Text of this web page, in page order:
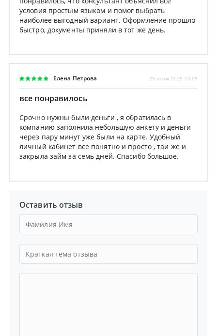
условия простым языком и помог выбрать
наиболее выгодный вариант. Оформление прошло
быстро, документы приняли в тот же день.
Елена Петрова 29 июня 2025 20:05
все понравилось
Срочно нужны были деньги , я обратилась в
компанию заполнила небольшую анкету и деньги
через пару минут уже были на карте. Удобный
личный кабинет все понятно и просто , таи же и
закрыла займ за семь дней. Спасибо большое.
Оставить отзыв